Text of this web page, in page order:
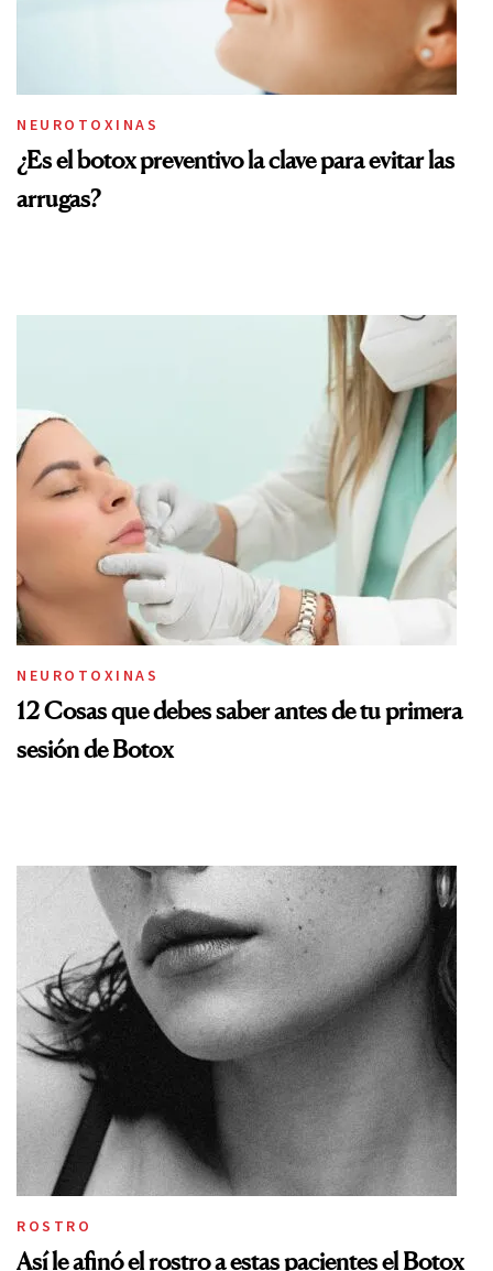
NEUROTOXINAS
¿Es el botox preventivo la clave para evitar las
arrugas?
NEUROTOXINAS
12 Cosas que debes saber antes de tu primera
sesión de Botox
ROSTRO
Así le afinó el rostro a estas pacientes el Botox